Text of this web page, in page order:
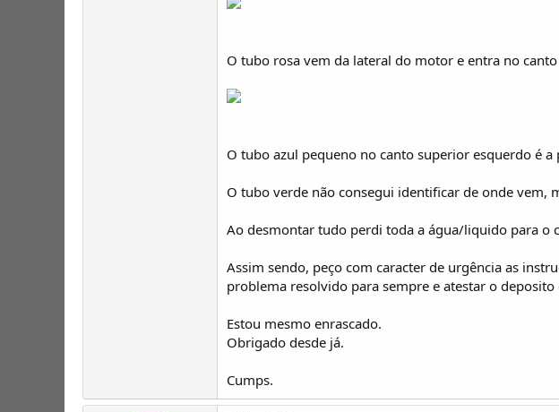
O tubo rosa vem da lateral do motor e entra no
O tubo azul pequeno no canto superior esquerdo é
O tubo verde não consegui identificar de onde vem,
Ao desmontar tudo perdi toda a água/liquido para o
Assim sendo, peço com caracter de urgência as
problema resolvido para sempre e atestar o
Estou mesmo enrascado.
Obrigado desde já.
Cumps.